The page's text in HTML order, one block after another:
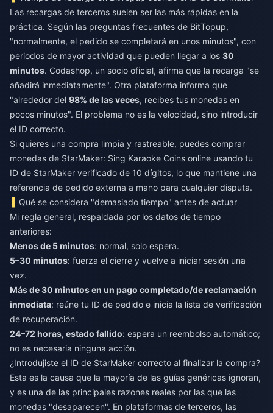
Las recargas de terceros suelen ser las más rápidas en la
práctica. Según las preguntas frecuentes de BitTopup,
"normalmente, el pedido se completará en unos minutos", con
periodos de mayor actividad que pueden llegar a los 30
minutos. Codashop, un socio oficial, afirma que la recarga "se
añadirá inmediatamente". Otra plataforma informa que
"alrededor del 98% de las veces, recibes tus monedas en
pocos minutos". El problema no es la velocidad, sino introducir
el ID correcto.
Si quieres una compra limpia y rastreable, puedes comprar
monedas de StarMaker: Sing Karaoke Coins online usando tu
ID de StarMaker verificado de 10 dígitos, lo que mantiene una
referencia de pedido externa a mano para cualquier disputa.
Qué se considera "demasiado tiempo" antes de actuar
Mi regla general, respaldada por los datos de tiempo
anteriores:
Menos de 5 minutos: normal, solo espera.
5–30 minutos: fuerza el cierre y vuelve a iniciar sesión una
vez.
Más de 30 minutos en un pago completado/de reclamación
inmediata: reúne tu ID de pedido e inicia la lista de verificación
de recuperación.
24–72 horas, estado fallido: espera un reembolso automático;
no es necesaria ninguna acción.
¿Introdujiste el ID de StarMaker correcto al finalizar la compra?
Esta es la causa que la mayoría de las guías genéricas ignoran,
y es una de las principales razones reales por las que las
monedas "desaparecen". En plataformas de terceros, las